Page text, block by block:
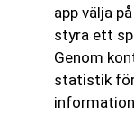
app välja
styra ett
Genom
statistik